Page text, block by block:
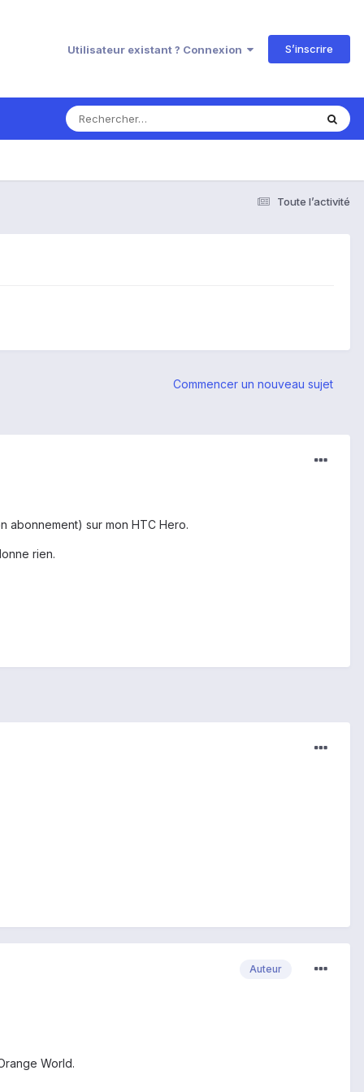
Utilisateur existant ? Connexion S’inscrire
Toute l’activité
Commencer un nouveau sujet
abonnement) sur mon HTC Hero.
rien.
Auteur
World.